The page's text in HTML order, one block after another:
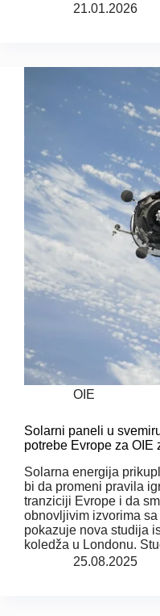
21.01.2026
OIE
Solarni paneli u
potrebe Evrope za OIE
Solarna energija
bi da promeni pravila
tranziciji Evrope i da
obnovljivim izvorima
pokazuje nova studija
koledža u Londonu.
25.08.2025